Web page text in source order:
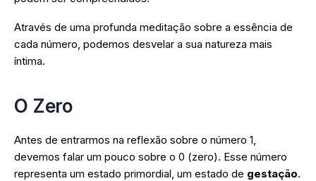
Através de uma profunda meditação sobre a essência de
cada número, podemos desvelar a sua natureza mais
íntima.
O Zero
Antes de entrarmos na reflexão sobre o número 1,
devemos falar um pouco sobre o 0 (zero). Esse número
representa um estado primordial, um estado de gestação.